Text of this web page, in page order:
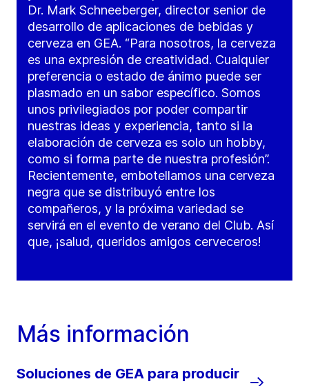
Dr. Mark Schneeberger, director senior de
desarrollo de aplicaciones de bebidas y
cerveza en GEA. “Para nosotros, la cerveza
es una expresión de creatividad. Cualquier
preferencia o estado de ánimo puede ser
plasmado en un sabor específico. Somos
unos privilegiados por poder compartir
nuestras ideas y experiencia, tanto si la
elaboración de cerveza es solo un hobby,
como si forma parte de nuestra profesión”.
Recientemente, embotellamos una cerveza
negra que se distribuyó entre los
compañeros, y la próxima variedad se
servirá en el evento de verano del Club. Así
que, ¡salud, queridos amigos cerveceros!
Más información
Soluciones de GEA para producir